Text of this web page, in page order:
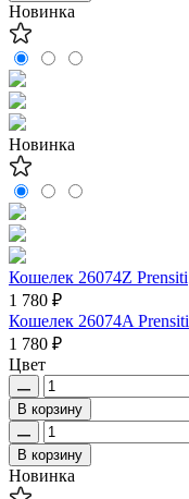
Новинка
Новинка
Кошелек 26074Z Prensiti
1 780 ₽
Кошелек 26074A Prensiti
1 780 ₽
Цвет
В корзину
В корзину
Новинка